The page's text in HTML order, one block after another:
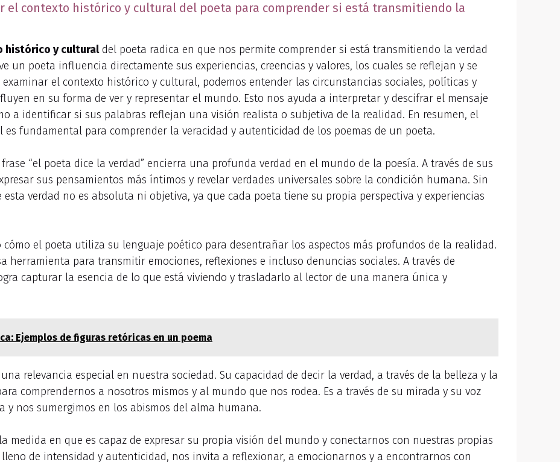
el contexto histórico y cultural del poeta para comprender si está transmitiendo la
histórico y culturaldel poeta radica en que nos permite comprender si está transmitiendo la verdad
un poeta influencia directamente sus experiencias, creencias y valores, los cuales se reflejan y se
examinar el contexto histórico y cultural, podemos entender las circunstancias sociales, políticas y
en su forma de ver y representar el mundo. Esto nos ayuda a interpretar y descifrar el mensaje
a identificar si sus palabras reflejan una visión realista o subjetiva de la realidad. En resumen, el
fundamental para comprender la veracidad y autenticidad de los poemas de un poeta.
“el poeta dice la verdad” encierra una profunda verdad en el mundo de la poesía. A través de sus
sus pensamientos más íntimos y revelar verdades universales sobre la condición humana. Sin
verdad no es absoluta ni objetiva, ya que cada poeta tiene su propia perspectiva y experiencias
cómo el poeta utiliza su lenguaje poético para desentrañar los aspectos más profundos de la realidad.
herramienta para transmitir emociones, reflexiones e incluso denuncias sociales. A través de
capturar la esencia de lo que está viviendo y trasladarlo al lector de una manera única y
Ejemplos de figuras retóricas en un poema
relevancia especial en nuestra sociedad. Su capacidad de decir la verdad, a través de la belleza y la
comprendernos a nosotros mismos y al mundo que nos rodea. Es a través de su mirada y su voz
y nos sumergimos en los abismos del alma humana.
medida en que es capaz de expresar su propia visión del mundo y conectarnos con nuestras propias
de intensidad y autenticidad, nos invita a reflexionar, a emocionarnos y a encontrarnos con